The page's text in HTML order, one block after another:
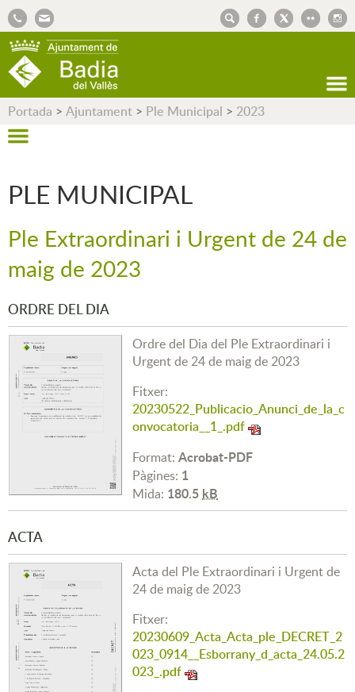
Portada > Ajuntament > Ple Municipal > 2023
PLE MUNICIPAL
Ple Extraordinari i Urgent de 24 de
maig de 2023
ORDRE DEL DIA
Ordre del Dia del Ple Extraordinari i
Urgent de 24 de maig de 2023
Fitxer:
20230522_Publicacio_Anunci_de_la_c
onvocatoria__1_.pdf
Format: Acrobat-PDF
Pàgines: 1
Mida: 180.5 kB
ACTA
Acta del Ple Extraordinari i Urgent de
24 de maig de 2023
Fitxer:
20230609_Acta_Acta_ple_DECRET_2
023_0914__Esborrany_d_acta_24.05.2
023_.pdf